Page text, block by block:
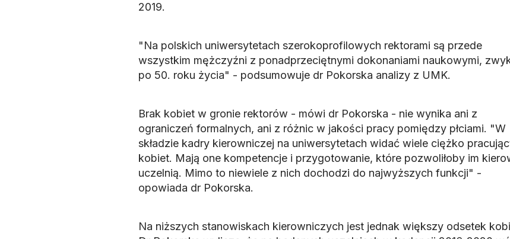
2019.
"Na polskich uniwersytetach szerokoprofilowych rektorami są przede
wszystkim mężczyźni z ponadprzeciętnymi dokonaniami naukowymi,
po 50. roku życia" - podsumowuje dr Pokorska analizy z UMK.
Brak kobiet w gronie rektorów - mówi dr Pokorska - nie wynika ani z
ograniczeń formalnych, ani z różnic w jakości pracy pomiędzy płciami. "W
składzie kadry kierowniczej na uniwersytetach widać wiele ciężko
kobiet. Mają one kompetencje i przygotowanie, które pozwoliłoby im
uczelnią. Mimo to niewiele z nich dochodzi do najwyższych funkcji" -
opowiada dr Pokorska.
Na niższych stanowiskach kierowniczych jest jednak większy odsetek